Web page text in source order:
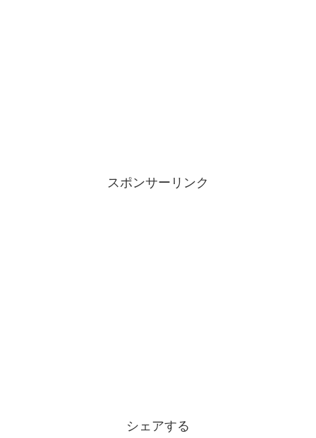
スポンサーリンク
シェアする